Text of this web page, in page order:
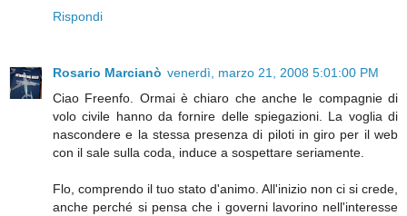
Rispondi
Rosario Marcianò venerdì, marzo 21, 2008 5:01:00 PM
Ciao Freenfo. Ormai è chiaro che anche le compagnie di
volo civile hanno da fornire delle spiegazioni. La voglia di
nascondere e la stessa presenza di piloti in giro per il web
con il sale sulla coda, induce a sospettare seriamente.
Flo, comprendo il tuo stato d'animo. All'inizio non ci si crede,
anche perché si pensa che i governi lavorino nell'interesse